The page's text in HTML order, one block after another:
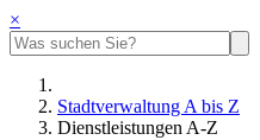
×
Stadtverwaltung A bis Z
Dienstleistungen A-Z